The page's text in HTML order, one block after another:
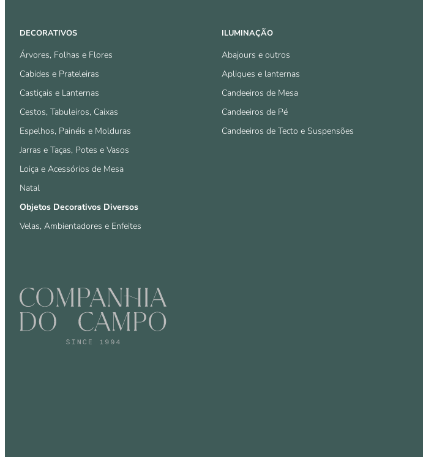
DECORATIVOS
Árvores, Folhas e Flores
Cabides e Prateleiras
Castiçais e Lanternas
Cestos, Tabuleiros, Caixas
Espelhos, Painéis e Molduras
Jarras e Taças, Potes e Vasos
Loiça e Acessórios de Mesa
Natal
Objetos Decorativos Diversos
Velas, Ambientadores e Enfeites
ILUMINAÇÃO
Abajours e outros
Apliques e lanternas
Candeeiros de Mesa
Candeeiros de Pé
Candeeiros de Tecto e Suspensões